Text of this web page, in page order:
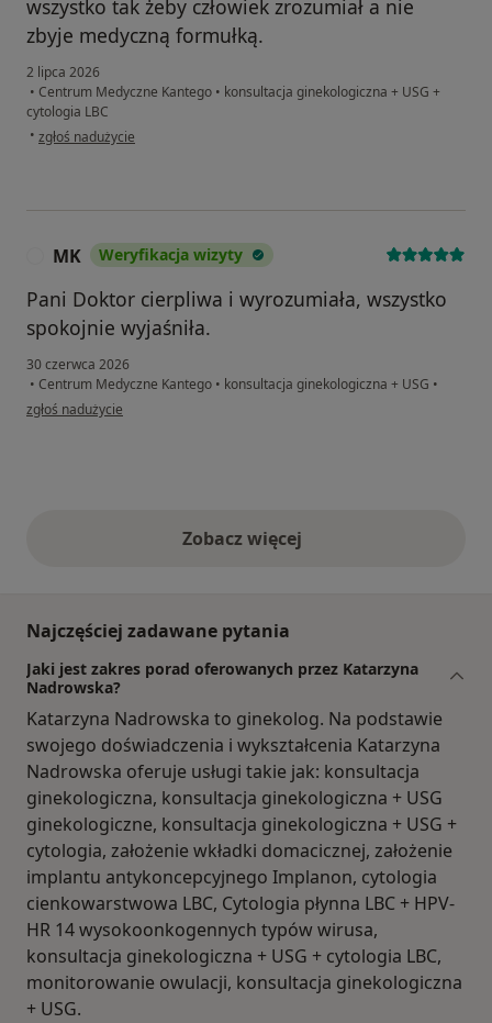
wszystko tak żeby człowiek zrozumiał a nie
zbyje medyczną formułką.
2 lipca 2026
• Centrum Medyczne Kantego • konsultacja ginekologiczna + USG +
cytologia LBC
• w opinii użytkownika Weronika
zgłoś nadużycie
MK Weryfikacja wizyty
Pani Doktor cierpliwa i wyrozumiała, wszystko
spokojnie wyjaśniła.
30 czerwca 2026
• Centrum Medyczne Kantego • konsultacja ginekologiczna + USG •
w opinii użytkownika MK
zgłoś nadużycie
Zobacz więcejopinie powyżej
Najczęściej zadawane pytania
Jaki jest zakres porad oferowanych przez Katarzyna
Nadrowska?
Katarzyna Nadrowska to ginekolog. Na podstawie
swojego doświadczenia i wykształcenia Katarzyna
Nadrowska oferuje usługi takie jak: konsultacja
ginekologiczna, konsultacja ginekologiczna + USG
ginekologiczne, konsultacja ginekologiczna + USG +
cytologia, założenie wkładki domacicznej, założenie
implantu antykoncepcyjnego Implanon, cytologia
cienkowarstwowa LBC, Cytologia płynna LBC + HPV-
HR 14 wysokoonkogennych typów wirusa,
konsultacja ginekologiczna + USG + cytologia LBC,
monitorowanie owulacji, konsultacja ginekologiczna
+ USG.